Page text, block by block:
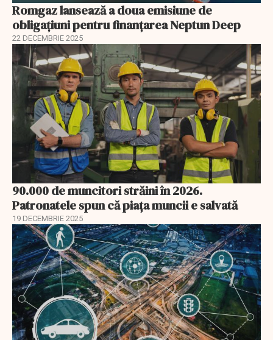
Romgaz lansează a doua emisiune de
obligațiuni pentru finanțarea Neptun Deep
22 DECEMBRIE 2025
90.000 de muncitori străini în 2026.
Patronatele spun că piața muncii e salvată
19 DECEMBRIE 2025